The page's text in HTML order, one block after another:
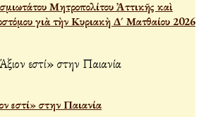
Μητροπολίτου Ἀττικῆς καὶ
γιὰ τὴν Κυριακὴ Δ´ Ματθαίου 2026
εστί» στην Παιανία